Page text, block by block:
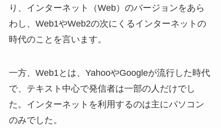
り、インターネット（Web）のバージョンをあら
わし、Web1やWeb2の次にくるインターネットの
時代のことを言います。
一方、Web1とは、YahooやGoogleが流行した時代
で、テキスト中心で発信者は一部の人だけでし
た。インターネットを利用するのは主にパソコン
のみでした。